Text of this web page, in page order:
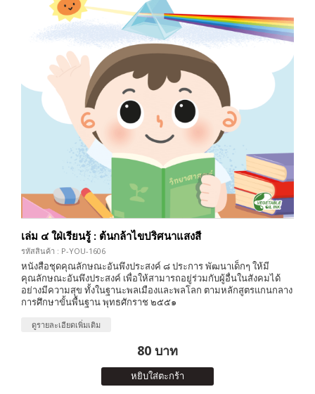
เล่ม ๔ ใฝ่เรียนรู้ : ต้นกล้าไขปริศนาแสงสี
รหัสสินค้า : P-YOU-1606
หนังสือชุดคุณลักษณะอันพึงประสงค์ ๘ ประการ พัฒนาเด็กๆ ให้มี
คุณลักษณะอันพึงประสงค์ เพื่อให้สามารถอยู่ร่วมกับผู้อื่นในสังคมได้
อย่างมีความสุข ทั้งในฐานะพลเมืองและพลโลก ตามหลักสูตรแกนกลาง
การศึกษาขั้นพื้นฐาน พุทธศักราช ๒๕๕๑
ดูรายละเอียดเพิ่มเติม
80 บาท
หยิบใส่ตะกร้า